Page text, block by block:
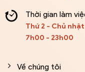
Thời gian làm
Thứ 2 - Chủ nhật
7h00 - 23h00
Về chúng tôi